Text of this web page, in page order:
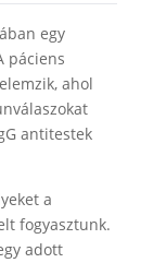
egy
páciens
ahol
antitestek
a
fogyasztunk.
adott